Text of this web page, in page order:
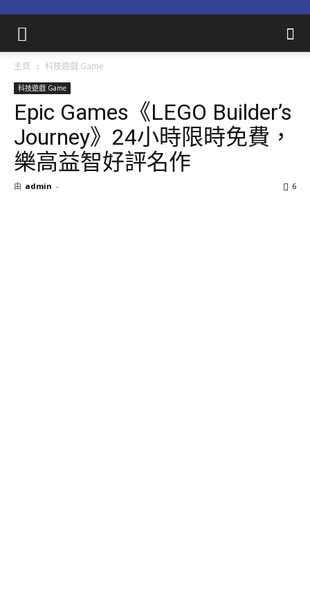
主頁 科技遊戲 Game
科技遊戲 Game
Epic Games《LEGO Builder’s
Journey》24小時限時免費，
樂高益智好評名作
由 admin - 6